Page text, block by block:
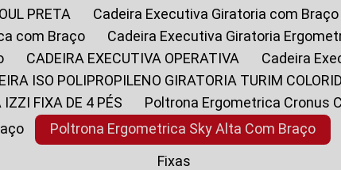
PRETA
Cadeira Executiva Giratoria com Braço
com Braço
Cadeira Executiva Giratoria
CADEIRA EXECUTIVA OPERATIVA
Cadeira
ISO POLIPROPILENO GIRATORIA TURIM
IZZI FIXA DE 4 PÉS
Poltrona Ergometrica Cronus
Poltrona Ergometrica Sky Alta Com Braço
Fixas